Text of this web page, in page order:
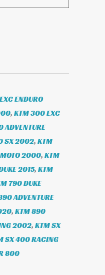
ENDURO
, KTM 300 EXC
ADVENTURE
SX 2002, KTM
2000, KTM
2015, KTM
790 DUKE
ADVENTURE
, KTM 890
2002, KTM SX
SX 400 RACING
800